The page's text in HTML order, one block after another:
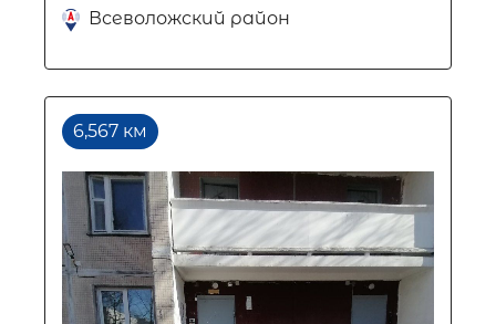
Всеволожский район
6,567 км